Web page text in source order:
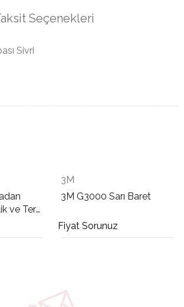
Seçenekleri
Sivri
ve Ter
3M
3M G3000 Sarı Baret
Fiyat Sorunuz